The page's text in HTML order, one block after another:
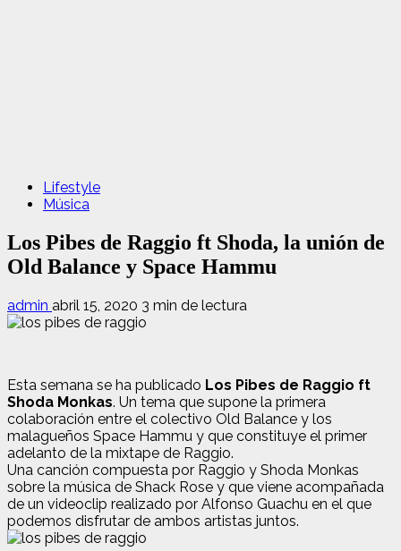
Lifestyle
Música
Los Pibes de Raggio ft Shoda, la unión de
Old Balance y Space Hammu
admin abril 15, 2020 3 min de lectura
Esta semana se ha publicado Los Pibes de Raggio ft
Shoda Monkas. Un tema que supone la primera
colaboración entre el colectivo Old Balance y los
malagueños Space Hammu y que constituye el primer
adelanto de la mixtape de Raggio.
Una canción compuesta por Raggio y Shoda Monkas
sobre la música de Shack Rose y que viene acompañada
de un videoclip realizado por Alfonso Guachu en el que
podemos disfrutar de ambos artistas juntos.